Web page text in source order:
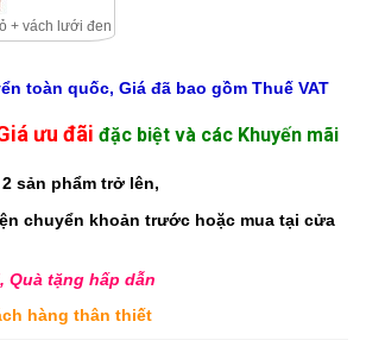
+ vách lưới đen
toàn quốc, Giá đã bao gồm Thuế VAT
ưu đãi đặc biệt và các Khuyến mãi
sản phẩm trở lên,
chuyển khoản trước hoặc mua tại cửa
Quà tặng hấp dẫn
hàng thân thiết